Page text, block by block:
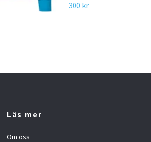
300 kr
Läs mer
Om oss